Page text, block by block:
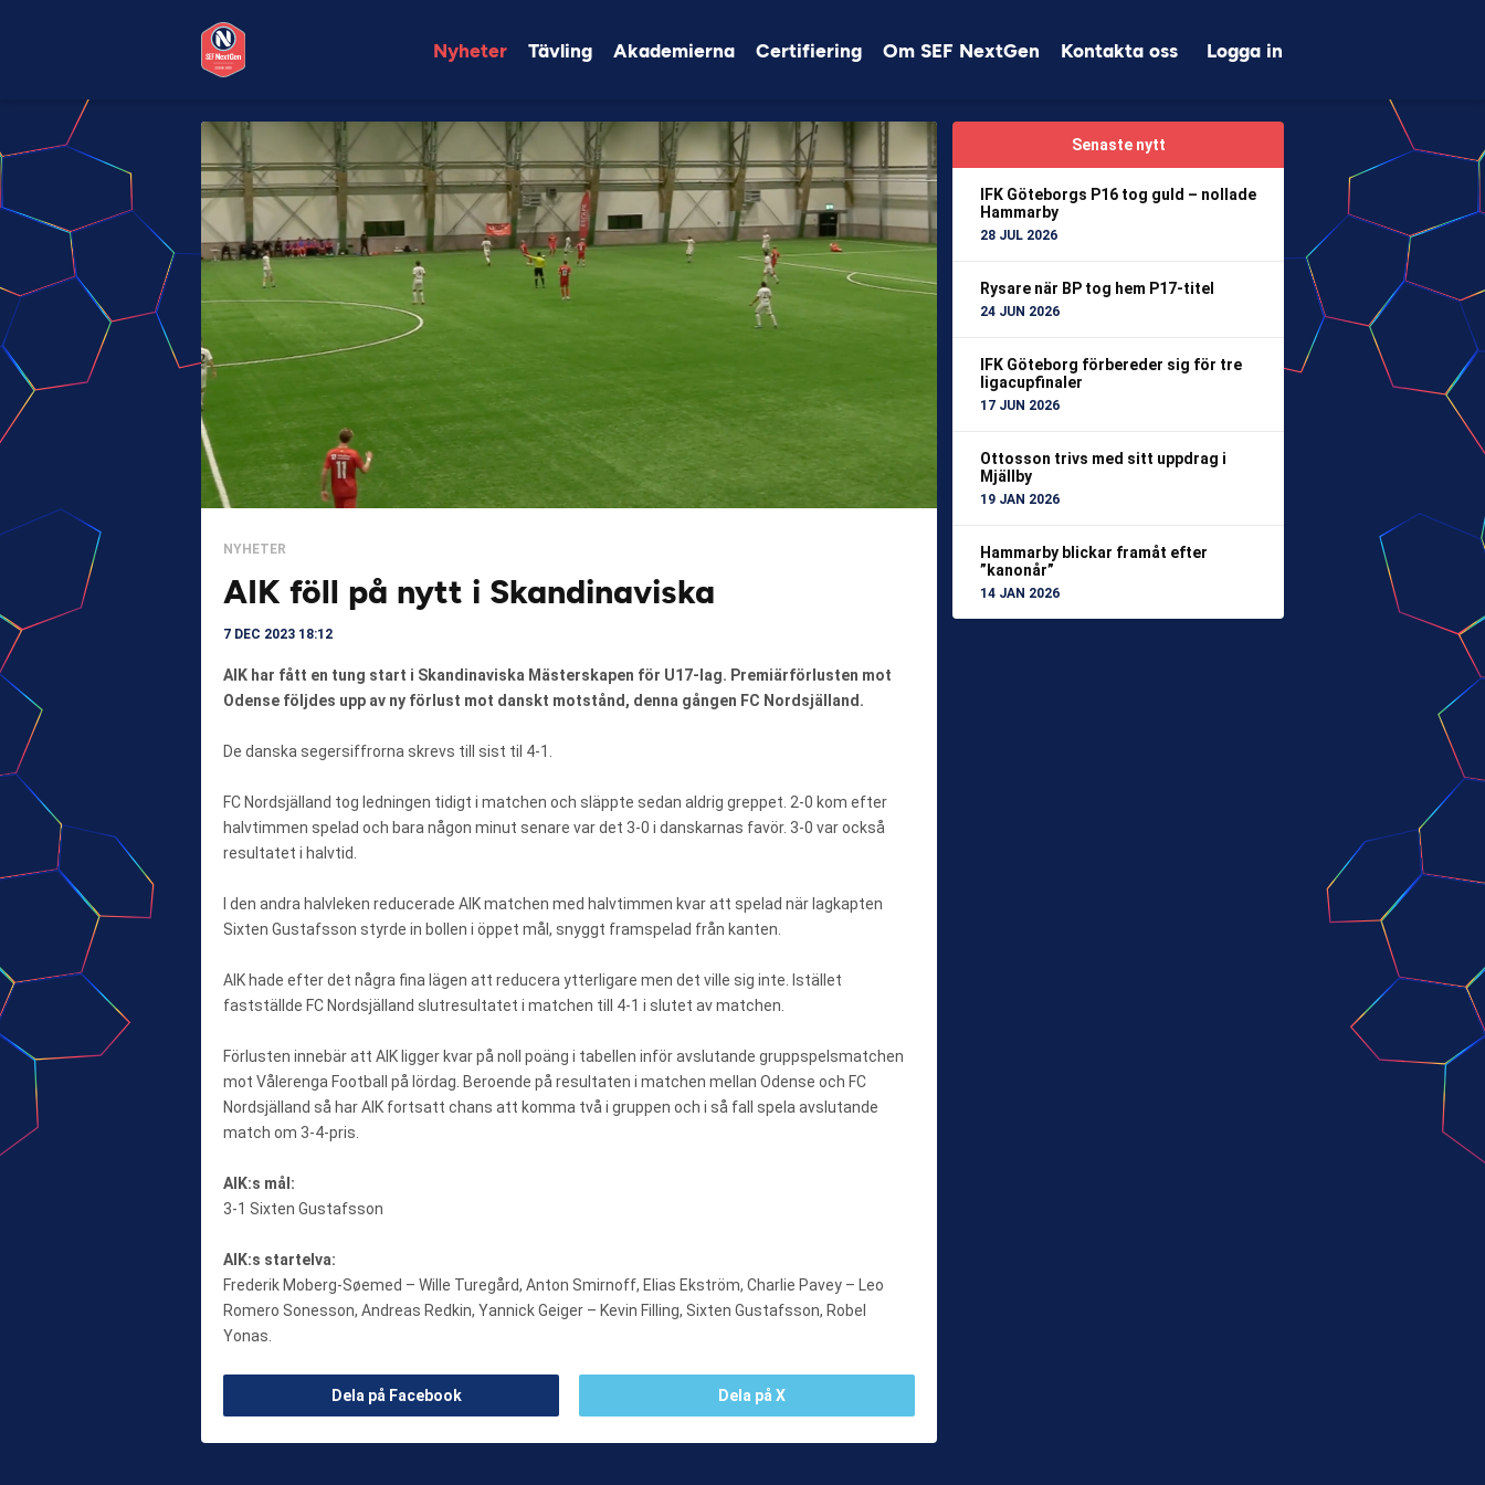
Nyheter Tävling Akademierna Certifiering Om SEF NextGen Kontakta oss Logga in
NYHETER
AIK föll på nytt i Skandinaviska
7 DEC 2023 18:12
AIK har fått en tung start i Skandinaviska Mästerskapen för U17-lag. Premiärförlusten mot
Odense följdes upp av ny förlust mot danskt motstånd, denna gången FC Nordsjälland.
De danska segersiffrorna skrevs till sist til 4-1.
FC Nordsjälland tog ledningen tidigt i matchen och släppte sedan aldrig greppet. 2-0 kom efter
halvtimmen spelad och bara någon minut senare var det 3-0 i danskarnas favör. 3-0 var också
resultatet i halvtid.
I den andra halvleken reducerade AIK matchen med halvtimmen kvar att spelad när lagkapten
Sixten Gustafsson styrde in bollen i öppet mål, snyggt framspelad från kanten.
AIK hade efter det några fina lägen att reducera ytterligare men det ville sig inte. Istället
fastställde FC Nordsjälland slutresultatet i matchen till 4-1 i slutet av matchen.
Förlusten innebär att AIK ligger kvar på noll poäng i tabellen inför avslutande gruppspelsmatchen
mot Vålerenga Football på lördag. Beroende på resultaten i matchen mellan Odense och FC
Nordsjälland så har AIK fortsatt chans att komma två i gruppen och i så fall spela avslutande
match om 3-4-pris.
AIK:s mål:
3-1 Sixten Gustafsson
AIK:s startelva:
Frederik Moberg-Søemed – Wille Turegård, Anton Smirnoff, Elias Ekström, Charlie Pavey – Leo
Romero Sonesson, Andreas Redkin, Yannick Geiger – Kevin Filling, Sixten Gustafsson, Robel
Yonas.
Dela på Facebook Dela på X
Senaste nytt
IFK Göteborgs P16 tog guld – nollade
Hammarby
28 JUL 2026
Rysare när BP tog hem P17-titel
24 JUN 2026
IFK Göteborg förbereder sig för tre
ligacupfinaler
17 JUN 2026
Ottosson trivs med sitt uppdrag i
Mjällby
19 JAN 2026
Hammarby blickar framåt efter
”kanonår”
14 JAN 2026